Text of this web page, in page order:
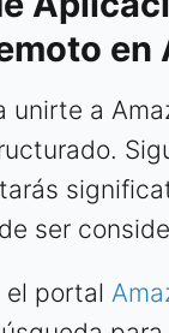
en
unirte a
ser
el portal